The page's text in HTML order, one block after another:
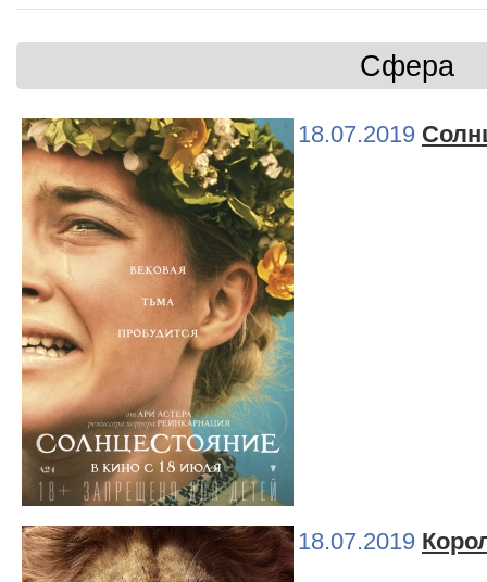
Сфера
18.07.2019
18.07.2019